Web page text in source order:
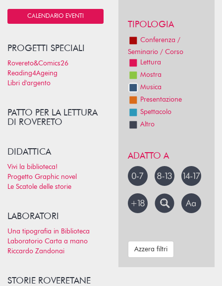
CALENDARIO EVENTI
PROGETTI SPECIALI
Rovereto&Comics26
Reading4Ageing
Libri d'argento
PATTO PER LA LETTURA
DI ROVERETO
DIDATTICA
Vivi la biblioteca!
Progetto Graphic novel
Le Scatole delle storie
LABORATORI
Una tipografia in Biblioteca
Laboratorio Carta a mano
Riccardo Zandonai
STORIE ROVERETANE
TIPOLOGIA
Conferenza /
Seminario / Corso
Lettura
Mostra
Musica
Presentazione
Spettacolo
Altro
ADATTO A
Azzera filtri